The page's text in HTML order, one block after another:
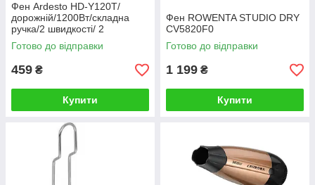
Фен Ardesto HD-Y120T/
дорожній/1200Вт/складна
ручка/2 швидкості/ 2
температурних режима/
чорний
Готово до відправки
459 ₴
Купити
Фен ROWENTA STUDIO DRY
CV5820F0
Готово до відправки
1 199 ₴
Купити